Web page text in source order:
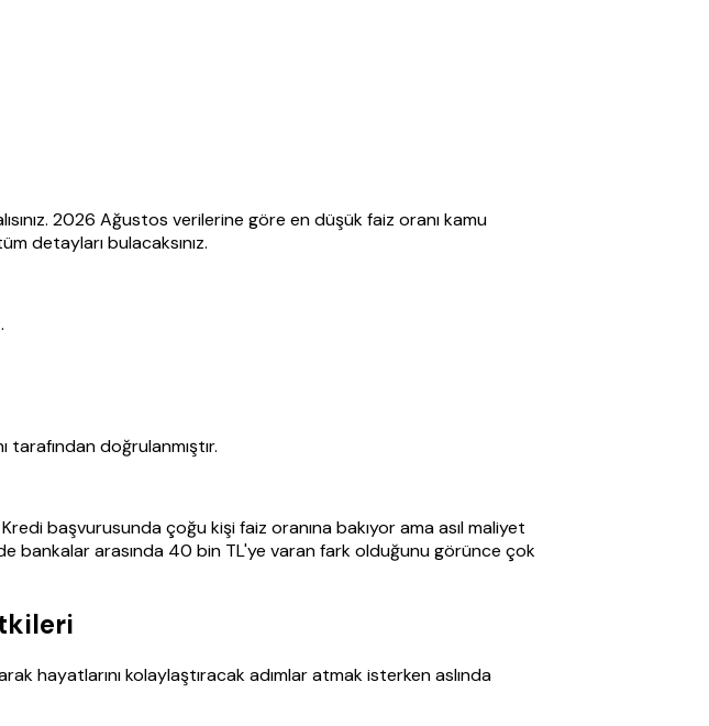
2026 Ağustos verilerine göre en düşük faiz oranı kamu
detayları bulacaksınız.
doğrulanmıştır.
başvurusunda çoğu kişi faiz oranına bakıyor ama asıl maliyet
bankalar arasında 40 bin TL'ye varan fark olduğunu görünce çok
hayatlarını kolaylaştıracak adımlar atmak isterken aslında